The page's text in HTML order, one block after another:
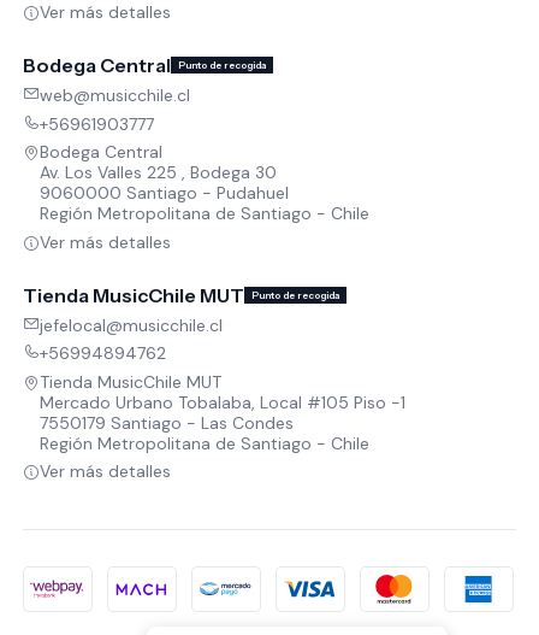
Ver más detalles
Bodega Central Punto de recogida
web@musicchile.cl
+56961903777
Bodega Central
Av. Los Valles 225 , Bodega 30
9060000 Santiago - Pudahuel
Región Metropolitana de Santiago - Chile
Ver más detalles
Tienda MusicChile MUT Punto de recogida
jefelocal@musicchile.cl
+56994894762
Tienda MusicChile MUT
Mercado Urbano Tobalaba, Local #105 Piso -1
7550179 Santiago - Las Condes
Región Metropolitana de Santiago - Chile
Ver más detalles